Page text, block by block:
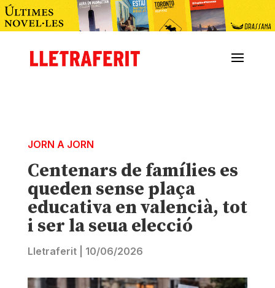
JORN A JORN
Centenars de famílies es
queden sense plaça
educativa en valencià, tot
i ser la seua elecció
Lletraferit| 10/06/2026